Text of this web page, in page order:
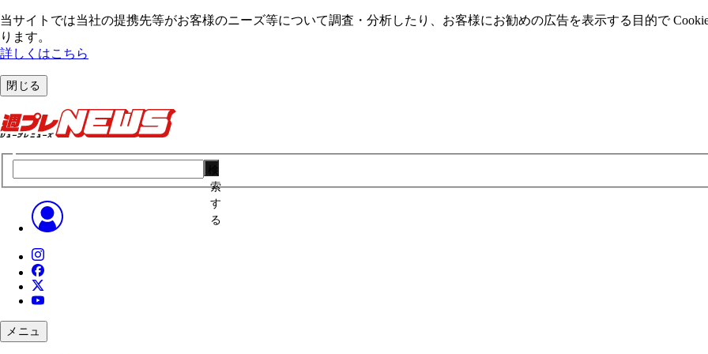
当サイトでは当社の提携先等がお客様のニーズ等について調査・分析したり、お客様にお勧めの広告を表⽰する⽬的で
ります。
詳しくはこちら
閉じる
索
す
る
メニュ